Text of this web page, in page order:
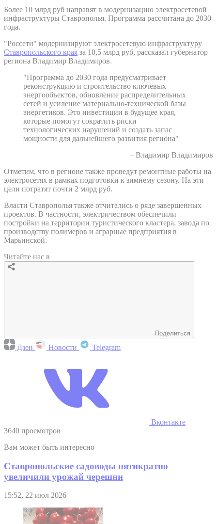
Более 10 млрд руб направят в модернизацию электросетевой
инфраструктуры Ставрополья. Программа рассчитана до 2030
года.
"Россети" модернизируют электросетевую инфраструктуру
Ставропольского края за 10,5 млрд руб, рассказал губернатор
региона Владимир Владимиров.
"Программа до 2030 года предусматривает
реконструкцию и строительство ключевых
энергообъектов, обновление распределительных
сетей и усиление материально-технической базы
энергетиков. Это инвестиции в будущее края,
которые помогут сократить риски
технологических нарушений и создать запас
мощности для дальнейшего развития региона"
– Владимир Владимиров
Отметим, что в регионе также проведут ремонтные работы на
электросетях в рамках подготовки к зимнему сезону. На эти
цели потратят почти 2 млрд руб.
Власти Ставрополья также отчитались о ряде завершенных
проектов. В частности, электричеством обеспечили
постройки на территории туристического кластера, завода по
производству полимеров и аграрные предприятия в
Марьинской.
Читайте нас в
Поделиться
Дзен Новости Telegram
Вконтакте
3640 просмотров
Вам может быть интересно
Ставропольские садоводы пятикратно
увеличили урожай черешни
15:52, 22 июл 2026